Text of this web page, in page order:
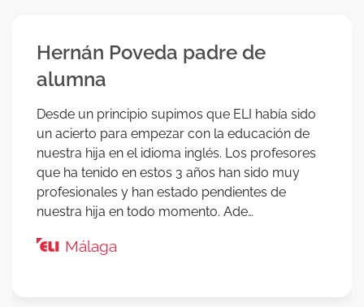
Hernán Poveda padre de
alumna
Desde un principio supimos que ELI había sido
un acierto para empezar con la educación de
nuestra hija en el idioma inglés. Los profesores
que ha tenido en estos 3 años han sido muy
profesionales y han estado pendientes de
nuestra hija en todo momento. Ade…
Málaga